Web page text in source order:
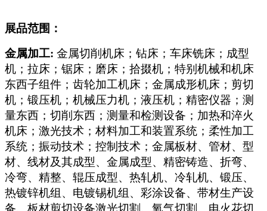
展品范围：
金属加工: 金属切削机床；钻床；车床铣床；成型
机；拉床；锯床；磨床；拾掇机；特别机械和机床
东西子组件；齿轮加工机床；金属成形机床；剪切
机；锻压机；机械压力机；液压机；精密仪器；测
量东西；切削东西；测量和检测设备；加热和淬火
机床；激光技术；材料加工和装置系统；柔性加工
系统；振动技术；控制技术；金属板材、管材、型
材、线材及其成型、金属成型、精密铸造、折弯、
冷弯、精整、辊压成型、热轧机、冷轧机、锻压、
热镀锌机组、电镀锡机组、彩涂设备、带材生产设